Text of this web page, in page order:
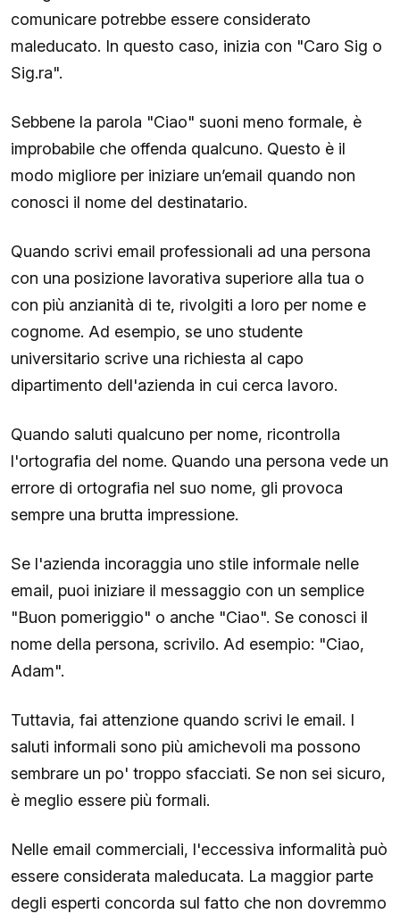
comunicare potrebbe essere considerato
maleducato. In questo caso, inizia con "Caro Sig o
Sig.ra".
Sebbene la parola "Ciao" suoni meno formale, è
improbabile che offenda qualcuno. Questo è il
modo migliore per iniziare un’email quando non
conosci il nome del destinatario.
Quando scrivi email professionali ad una persona
con una posizione lavorativa superiore alla tua o
con più anzianità di te, rivolgiti a loro per nome e
cognome. Ad esempio, se uno studente
universitario scrive una richiesta al capo
dipartimento dell'azienda in cui cerca lavoro.
Quando saluti qualcuno per nome, ricontrolla
l'ortografia del nome. Quando una persona vede un
errore di ortografia nel suo nome, gli provoca
sempre una brutta impressione.
Se l'azienda incoraggia uno stile informale nelle
email, puoi iniziare il messaggio con un semplice
"Buon pomeriggio" o anche "Ciao". Se conosci il
nome della persona, scrivilo. Ad esempio: "Ciao,
Adam".
Tuttavia, fai attenzione quando scrivi le email. I
saluti informali sono più amichevoli ma possono
sembrare un po' troppo sfacciati. Se non sei sicuro,
è meglio essere più formali.
Nelle email commerciali, l'eccessiva informalità può
essere considerata maleducata. La maggior parte
degli esperti concorda sul fatto che non dovremmo